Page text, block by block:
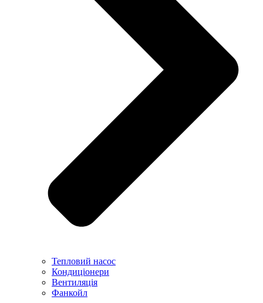
Тепловий насос
Кондиціонери
Вентиляція
Фанкойл